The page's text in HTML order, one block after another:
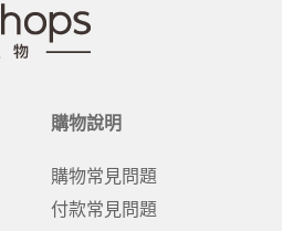
購物說明
購物常見問題
付款常見問題